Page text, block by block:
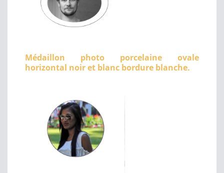
Médaillon photo porcelaine ovale
horizontal noir et blanc bordure blanche.